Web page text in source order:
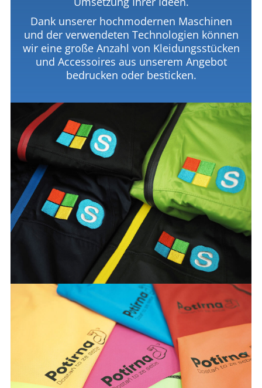
Dank unserer hochmodernen Maschinen
und der verwendeten Technologien können
wir eine große Anzahl von Kleidungsstücken
und Accessoires aus unserem Angebot
bedrucken oder besticken.